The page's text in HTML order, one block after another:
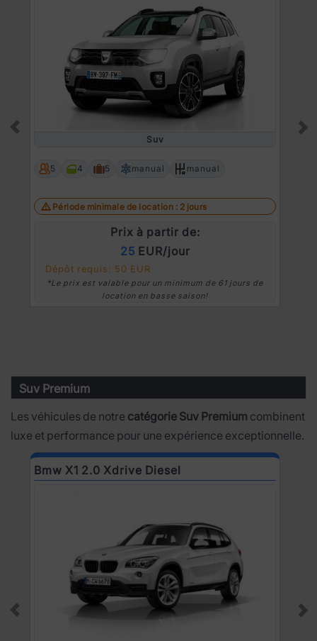
Suv
5 4 5 manual manual
Période minimale de location : 2 jours
Prix à partir de:
25 EUR/jour
Dépôt requis: 50 EUR
*Le prix est valable pour un minimum de 61 jours de
location en basse saison!
Suv Premium
Les véhicules de notre catégorie Suv Premium combinent
luxe et performance pour une expérience exceptionnelle.
Bmw X1 2.0 Xdrive Diesel